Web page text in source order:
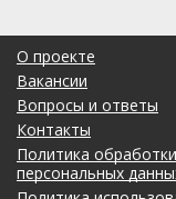
Кира о Сауна в
15.07.2026 в 06:57
Сауна уютная, мне
вежливые и
9
О проекте
Вакансии
Вопросы и ответы
Контакты
Политика обработки
персональных